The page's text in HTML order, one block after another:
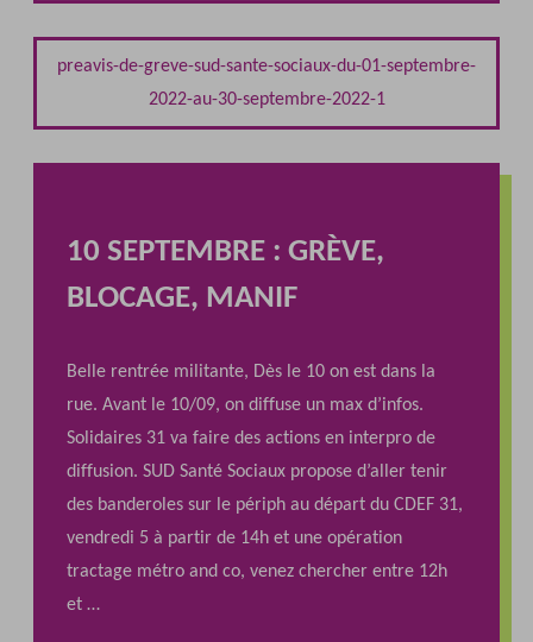
preavis-de-greve-sud-sante-sociaux-du-01-septembre-
2022-au-30-septembre-2022-1
10 SEPTEMBRE : GRÈVE,
BLOCAGE, MANIF
Belle rentrée militante, Dès le 10 on est dans la
rue. Avant le 10/09, on diffuse un max d’infos.
Solidaires 31 va faire des actions en interpro de
diffusion. SUD Santé Sociaux propose d’aller tenir
des banderoles sur le périph au départ du CDEF 31,
vendredi 5 à partir de 14h et une opération
tractage métro and co, venez chercher entre 12h
et …